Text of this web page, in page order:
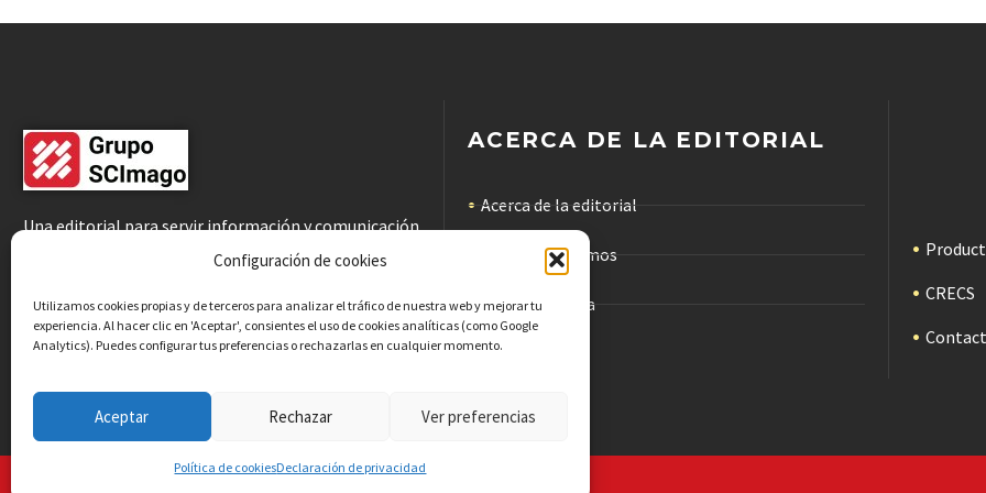
Configuración de cookies
Utilizamos cookies propias y de terceros para analizar el tráfico de nuestra web y mejorar tu
experiencia. Al hacer clic en 'Aceptar', consientes el uso de cookies analíticas (como Google
Analytics). Puedes configurar tus preferencias o rechazarlas en cualquier momento.
Aceptar Rechazar Ver preferencias
Política de cookies
Una editorial para servir información y comunicación
científicas de calidad a la comunidad académica
ACERCA DE LA EDITORIAL
Acerca de la editorial
Cómo trabajamos
Código de ética
Publicidad
CRECS